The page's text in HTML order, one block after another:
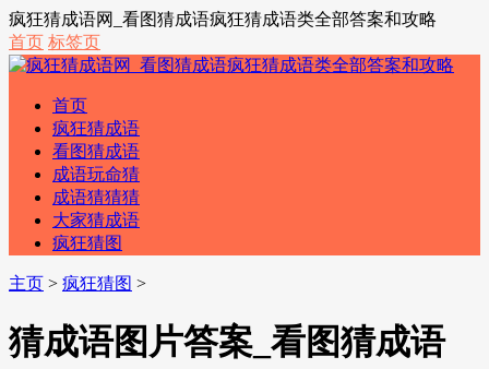
疯狂猜成语网_看图猜成语疯狂猜成语类全部答案和攻略
首页 标签页
首页
疯狂猜成语
看图猜成语
成语玩命猜
成语猜猜猜
大家猜成语
疯狂猜图
主页 > 疯狂猜图 >
猜成语图片答案_看图猜成语